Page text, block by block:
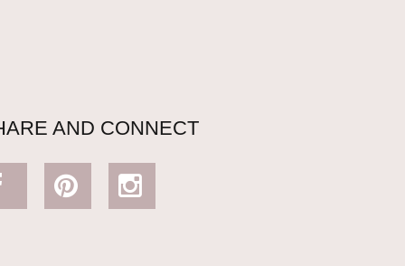
AND CONNECT